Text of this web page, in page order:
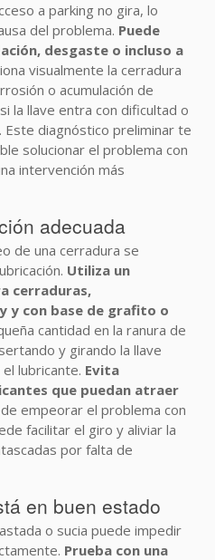
a parking no gira, lo
del problema. Puede
desgaste o incluso a
visualmente la cerradura
o acumulación de
la llave entra con dificultad o
diagnóstico preliminar te
solucionar el problema con
intervención más
adecuada
de una cerradura se
Utiliza un
cerraduras,
y con base de grafito o
cantidad en la ranura de
y girando la llave
lubricante. Evita
que puedan atraer
empeorar el problema con
facilitar el giro y aliviar la
por falta de
en buen estado
o sucia puede impedir
Prueba con una